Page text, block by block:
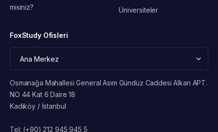
misiniz?
Üniversiteler
FoxStudy Ofisleri
Osmanağa Mahallesi General Asım Gündüz Caddesi Alkan APT.
NO 44 Kat 6 Daire 18
Kadıköy / İstanbul
Tel: (+90) 212 945 945 5